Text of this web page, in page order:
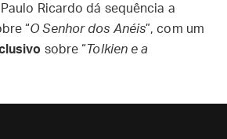
Ricardo dá sequência a
“O Senhor dos Anéis”, com um
sobre “ Tolkien e a